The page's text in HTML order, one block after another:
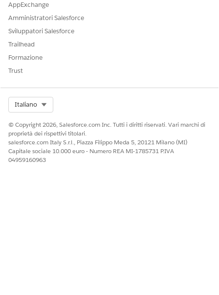
AppExchange
Amministratori Salesforce
Sviluppatori Salesforce
Trailhead
Formazione
Trust
Italiano
© Copyright 2026, Salesforce.com Inc. Tutti i diritti riservati. Vari marchi di
proprietà dei rispettivi titolari.
salesforce.com Italy S.r.l., Piazza Filippo Meda 5, 20121 Milano (MI)
Capitale sociale 10.000 euro - Numero REA MI-1785731 P.IVA
04959160963